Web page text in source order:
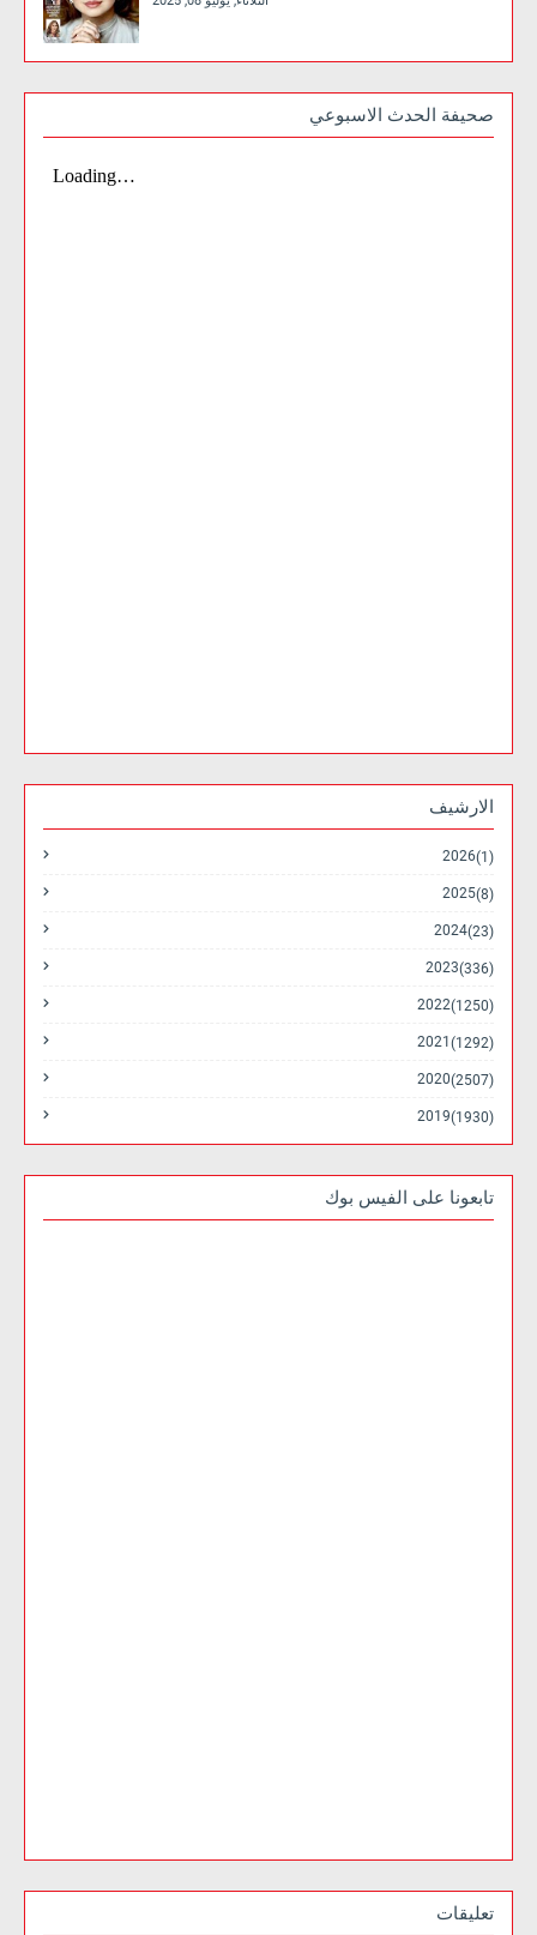
صحيفة الحدث الاسبوعي
الارشيف
2026 (1)
2025 (8)
2024 (23)
2023 (336)
2022 (1250)
2021 (1292)
2020 (2507)
2019 (1930)
تابعونا على الفيس بوك
تعليقات